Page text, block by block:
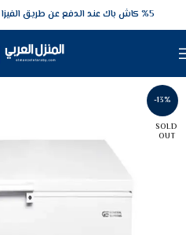
5‎% كاش باك عند الدفع عن طريق الفيزا البنكيه
-13%
SOLD
OUT